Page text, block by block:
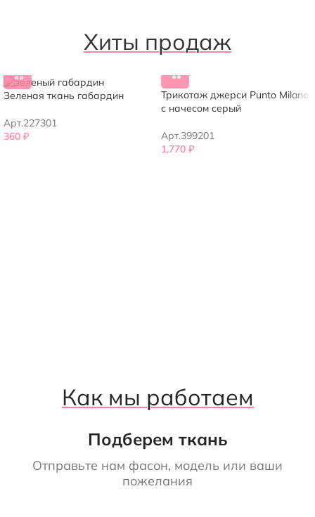
Хиты продаж
Зеленая ткань габардин
Арт.227301
360 ₽
Трикотаж джерси Punto Milano
с начесом серый
Арт.399201
1,770 ₽
Как мы работаем
Подберем ткань
Отправьте нам фасон, модель или ваши
пожелания